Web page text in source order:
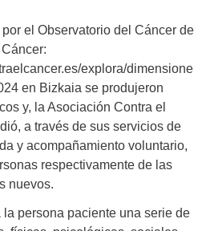
el Observatorio del Cáncer de
explora/dimensione
en Bizkaia se produjeron
y, la Asociación Contra el
a través de sus servicios de
y acompañamiento voluntario,
respectivamente de las
nuevos.
persona paciente una serie de